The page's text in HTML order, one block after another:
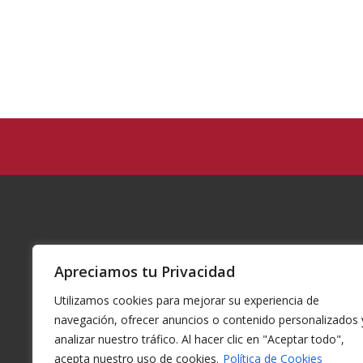
Apreciamos tu Privacidad
Utilizamos cookies para mejorar su experiencia de
navegación, ofrecer anuncios o contenido personalizados
analizar nuestro tráfico. Al hacer clic en "Aceptar todo",
acepta nuestro uso de cookies. Política de Cookies